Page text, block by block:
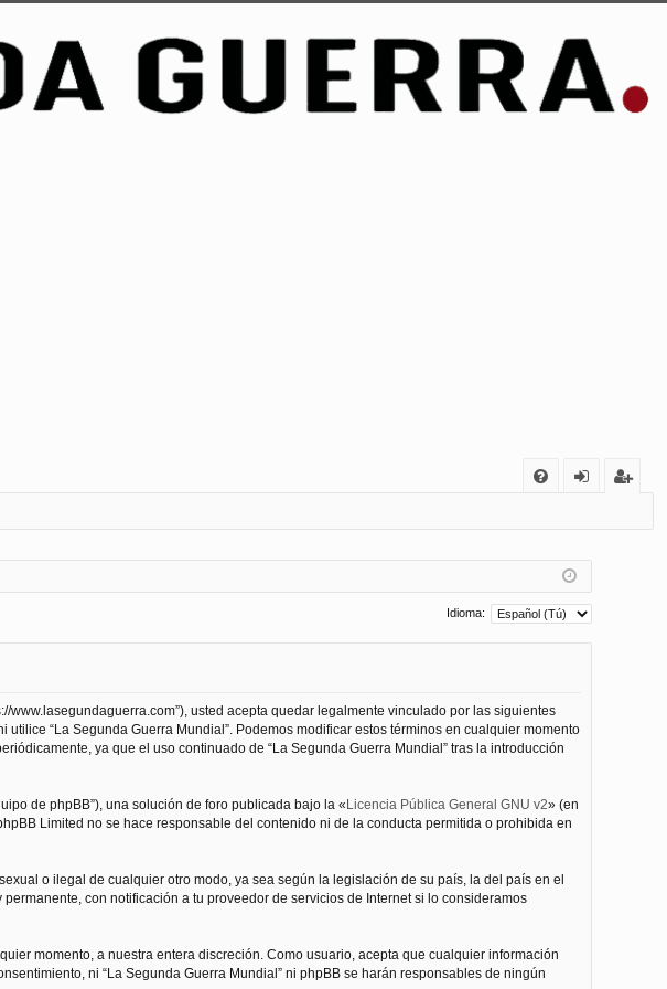
ca
rs
Idioma:
www.lasegundaguerra.com”), usted acepta quedar legalmente vinculado por las siguientes
“La Segunda Guerra Mundial”. Podemos modificar estos términos en cualquier momento
ya que el uso continuado de “La Segunda Guerra Mundial” tras la introducción
de phpBB”), una solución de foro publicada bajo la « Licencia Pública General GNU v2» (en
Limited no se hace responsable del contenido ni de la conducta permitida o prohibida en
o ilegal de cualquier otro modo, ya sea según la legislación de su país, la del país en el
con notificación a tu proveedor de servicios de Internet si lo consideramos
momento, a nuestra entera discreción. Como usuario, acepta que cualquier información
ni “La Segunda Guerra Mundial” ni phpBB se harán responsables de ningún